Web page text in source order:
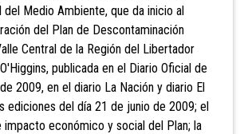
del Medio Ambiente, que da inicio al
del Plan de Descontaminación
Central de la Región del Libertador
publicada en el Diario Oficial de
2009, en el diario La Nación y diario El
ediciones del día 21 de junio de 2009; el
impacto económico y social del Plan; la